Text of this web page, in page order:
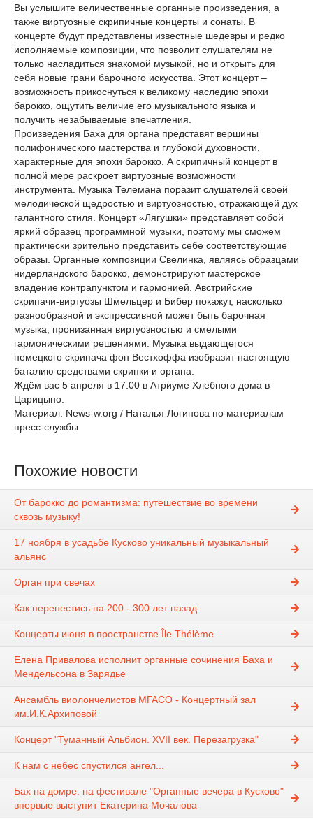
Вы услышите величественные органные произведения, а
также виртуозные скрипичные концерты и сонаты. В
концерте будут представлены известные шедевры и редко
исполняемые композиции, что позволит слушателям не
только насладиться знакомой музыкой, но и открыть для
себя новые грани барочного искусства. Этот концерт –
возможность прикоснуться к великому наследию эпохи
барокко, ощутить величие его музыкального языка и
получить незабываемые впечатления.
Произведения Баха для органа представят вершины
полифонического мастерства и глубокой духовности,
характерные для эпохи барокко. А скрипичный концерт в
полной мере раскроет виртуозные возможности
инструмента. Музыка Телемана поразит слушателей своей
мелодической щедростью и виртуозностью, отражающей дух
галантного стиля. Концерт «Лягушки» представляет собой
яркий образец программной музыки, поэтому мы сможем
практически зрительно представить себе соответствующие
образы. Органные композиции Свелинка, являясь образцами
нидерландского барокко, демонстрируют мастерское
владение контрапунктом и гармонией. Австрийские
скрипачи-виртуозы Шмельцер и Бибер покажут, насколько
разнообразной и экспрессивной может быть барочная
музыка, пронизанная виртуозностью и смелыми
гармоническими решениями. Музыка выдающегося
немецкого скрипача фон Вестхоффа изобразит настоящую
баталию средствами скрипки и органа.
Ждём вас 5 апреля в 17:00 в Атриуме Хлебного дома в
Царицыно.
Материал: News-w.org / Наталья Логинова по материалам
пресс-службы
Похожие новости
От барокко до романтизма: путешествие во времени
сквозь музыку!
17 ноября в усадьбе Кусково уникальный музыкальный
альянс
Орган при свечах
Как перенестись на 200 - 300 лет назад
Концерты июня в пространстве Île Thélème
Елена Привалова исполнит органные сочинения Баха и
Мендельсона в Зарядье
Ансамбль виолончелистов МГАСО - Концертный зал
им.И.К.Архиповой
Концерт "Туманный Альбион. XVII век. Перезагрузка"
К нам с небес спустился ангел...
Бах на домре: на фестивале "Органные вечера в Кусково"
впервые выступит Екатерина Мочалова